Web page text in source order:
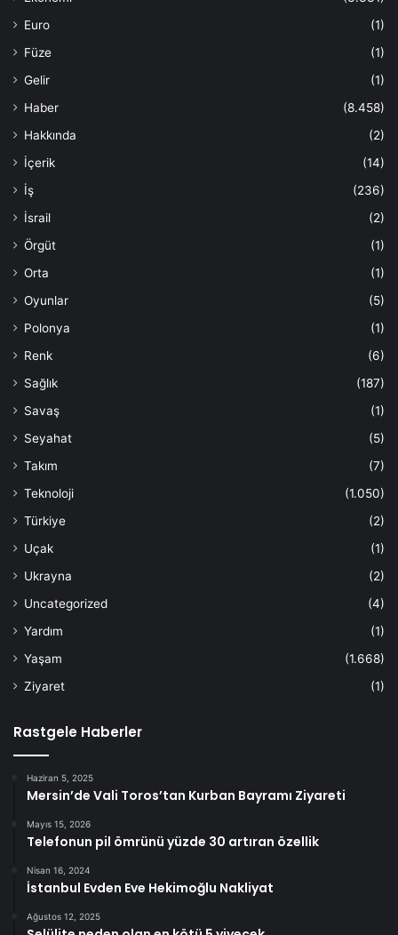
Euro
(1)
Füze
(1)
Gelir
(1)
Haber
(8.458)
Hakkında
(2)
İçerik
(14)
İş
(236)
İsrail
(2)
Örgüt
(1)
Orta
(1)
Oyunlar
(5)
Polonya
(1)
Renk
(6)
Sağlık
(187)
Savaş
(1)
Seyahat
(5)
Takım
(7)
Teknoloji
(1.050)
Türkiye
(2)
Uçak
(1)
Ukrayna
(2)
Uncategorized
(4)
Yardım
(1)
Yaşam
(1.668)
Ziyaret
(1)
Rastgele Haberler
Haziran 5, 2025
Mersin’de Vali Toros’tan Kurban Bayramı Ziyareti
Mayıs 15, 2026
Telefonun pil ömrünü yüzde 30 artıran özellik
Nisan 16, 2024
İstanbul Evden Eve Hekimoğlu Nakliyat
Ağustos 12, 2025